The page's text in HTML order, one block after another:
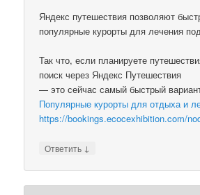
Яндекс путешествия позволяют
популярные курорты для лечения
Так что, если планируете
поиск через Яндекс Путешествия
— это сейчас самый быстрый
Популярные курорты для отдыха и
https://bookings.ecocexhibition.com/
Ответить ↓